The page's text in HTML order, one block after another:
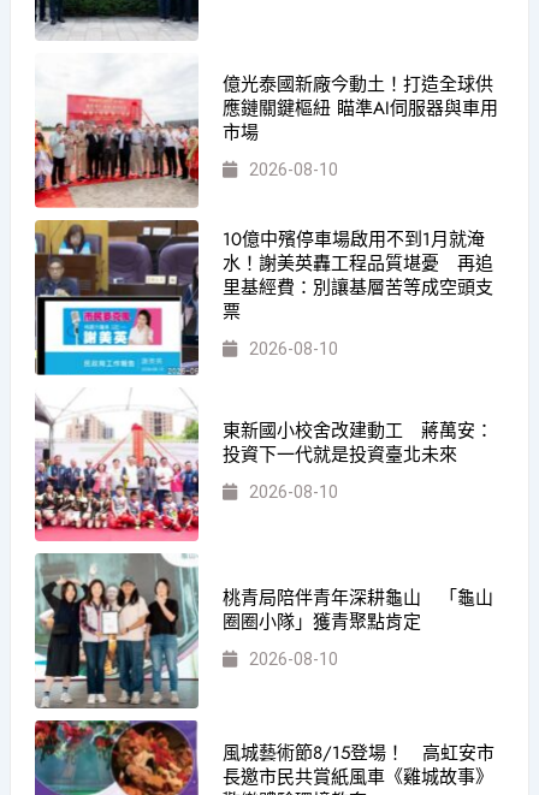
億光泰國新廠今動土！打造全球供
應鏈關鍵樞紐 瞄準AI伺服器與車用
市場
2026-08-10
10億中殯停車場啟用不到1月就淹
水！謝美英轟工程品質堪憂 再追
里基經費：別讓基層苦等成空頭支
票
2026-08-10
東新國小校舍改建動工 蔣萬安：
投資下一代就是投資臺北未來
2026-08-10
桃青局陪伴青年深耕龜山 「龜山
圈圈小隊」獲青聚點肯定
2026-08-10
風城藝術節8/15登場！ 高虹安市
長邀市民共賞紙風車《雞城故事》